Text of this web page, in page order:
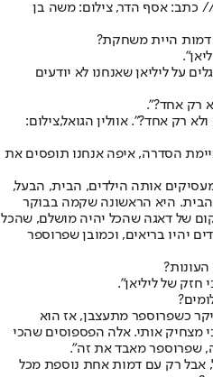
הגדולים של "שנות ה-90". // כתב: אסף הדר, צילום: משה בן
דמות היית משחקת?
על ליליאן שאנחנו לא יודעים
רק אחד?".
רק אחד?". אוולין הגואל,צילום:
הסדרה, איפה אנחנו תופסים את
אותה הילדים, הבית, הבעל,
הבית. היא הראשונה שקמה בבוקר
של דאגה שהכל יהיה מושלם, שהכל
יהיו בריאים, וכמובן שפרוספר
חזק של ליליאן".
כשפרוספר מתעצבן, אז הוא
מצחיק אותי. אלה הפספוסים שהכי
שפרוספר מאבד את זה".
אבל רק עם דמות אחת נוספת מכל